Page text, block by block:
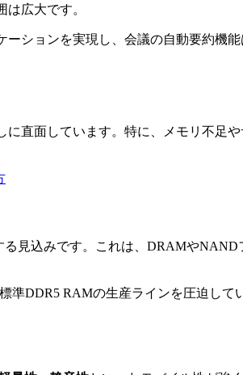
広大です。
ションを実現し、会議の自動要約機
直面しています。特に、メモリ不足
る見込みです。これは、DRAMや
DDR5 RAMの生産ラインを圧迫し